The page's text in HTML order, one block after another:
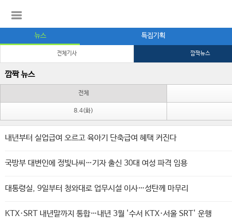
뉴스 특집기획
전체기사 깜짝뉴스
깜짝 뉴스
전체
8.4(화)
내년부터 실업급여 오르고 육아기 단축급여 혜택 커진다
국방부 대변인에 정빛나씨…기자 출신 30대 여성 파격 임용
대통령실, 9일부터 청와대로 업무시설 이사…성탄께 마무리
KTX·SRT 내년말까지 통합…내년 3월 '수서 KTX·서울 SRT' 운행